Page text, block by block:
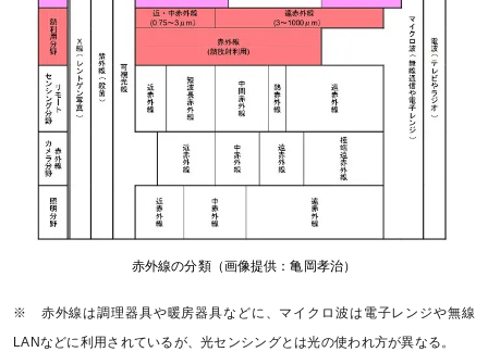
赤外線の分類（画像提供：亀岡孝治）
※ 赤外線は調理器具や暖房器具などに、マイクロ波は電子レンジや無線
LANなどに利用されているが、光センシングとは光の使われ方が異なる。